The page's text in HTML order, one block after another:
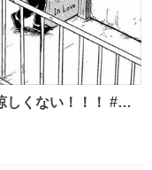
ない！！！ #浦